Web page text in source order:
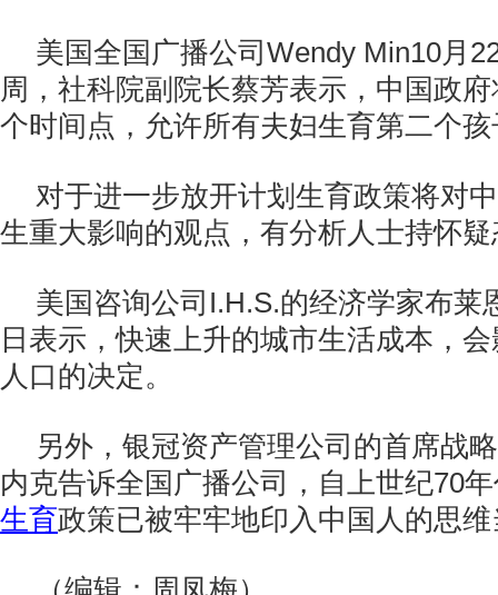
美国全国广播公司Wendy Min10月
周，社科院副院长蔡芳表示，中国政
个时间点，允许所有夫妇生育第二个
对于进一步放开计划生育政策将对
生重大影响的观点，有分析人士持怀
美国咨询公司I.H.S.的经济学家布莱
日表示，快速上升的城市生活成本，
人口的决定。
另外，银冠资产管理公司的首席战
内克告诉全国广播公司，自上世纪70
生育政策已被牢牢地印入中国人的思